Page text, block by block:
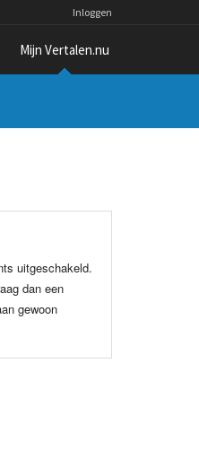
Inloggen
Mijn Vertalen.nu
uitgeschakeld.
dan een
gewoon